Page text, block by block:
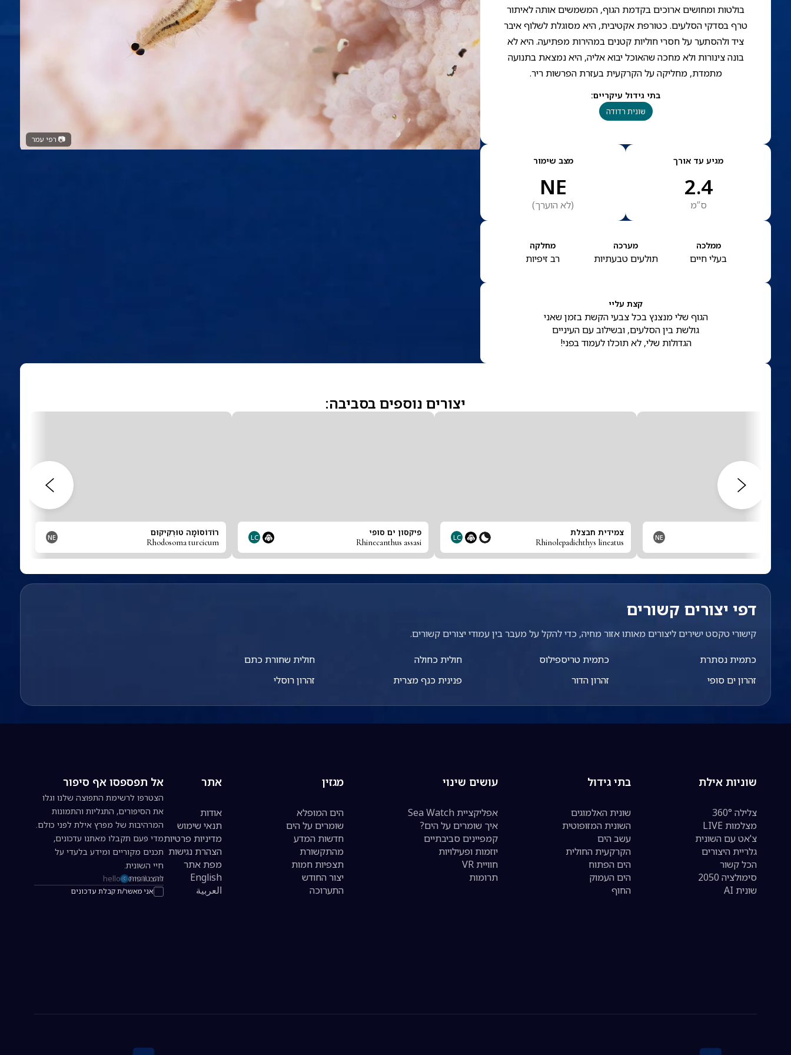
📷 רפי עמר
בולטות ומחושים ארוכים בקדמת הגוף, המשמשים אותה לאיתור
טרף בסדקי הסלעים. כטורפת אקטיבית, היא מסוגלת לשלוף איבר
ציד ולהסתער על חסרי חוליות קטנים במהירות מפתיעה. היא לא
בונה צינורות ולא מחכה שהאוכל יבוא אליה, היא נמצאת בתנועה
מתמדת, מחליקה על הקרקעית בעזרת הפרשות ריר.
בתי גידול עיקריים:
שונית רדודה
מגיע עד אורך
2.4
ס”מ
מצב שימור
NE
(לא הוערך)
ממלכה
בעלי חיים
מערכה
תולעים טבעתיות
מחלקה
רב זיפיות
קצת עליי
הגוף שלי מנצנץ בכל צבעי הקשת בזמן שאני
גולשת בין הסלעים, ובשילוב עם העיניים
הגדולות שלי, לא תוכלו לעמוד בפני!
יצורים נוספים בסביבה:
NE צמידית חבצלת
Rhinolepadichthys lineatus
LC פיקסון ים סופי
Rhinecanthus assasi
LC רוֹדוֹסוֹמָה טוּרְקִיקוּם
Rhodosoma turcicum
NE
דפי יצורים קשורים
קישורי טקסט ישירים ליצורים מאותו אזור מחיה, כדי להקל על מעבר בין עמודי יצורים קשורים.
כתמית נסתרת
זהרון ים סופי
כתמית טריספילוס
זהרון הדור
חולית כחולה
פנינית כנף מצרית
חולית שחורת כתם
זהרון רוסלי
שוניות אילת
צלילה 360°
מצלמות LIVE
צ'אט עם השונית
גלריית היצורים
הכל קשור
סימולציה 2050
שונית AI
בתי גידול
שונית האלמוגים
השונית המזופוטית
עשב הים
הקרקעית החולית
הים הפתוח
הים העמוק
החוף
עושים שינוי
אפליקציית Sea Watch
איך שומרים על הים?
קמפיינים סביבתיים
יוזמות ופעילויות
חוויית VR
תרומות
מגזין
הים המופלא
שומרים על הים
חדשות המדע
מהתקשורת
תצפיות חמות
יצור החודש
התערוכה
אתר
אודות
תנאי שימוש
מדיניות פרטיות
הצהרת נגישות
מפת אתר
English
العربية
אל תפספסו אף סיפור
הצטרפו לרשימת התפוצה שלנו וגלו
את הסיפורים, התגליות והתמונות
המרהיבות של מפרץ אילת לפני כולם.
מדי פעם תקבלו מאתנו עדכונים,
תכנים מקוריים ומידע בלעדי על
חיי השונית.
כתובת אימייל להרשמה לניוזלטר
אני מאשר/ת קבלת עדכונים
להצטרפות